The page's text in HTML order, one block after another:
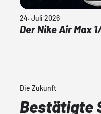
24. Juli 2026
Der Nike Air Max
Die Zukunft
Bestätigte